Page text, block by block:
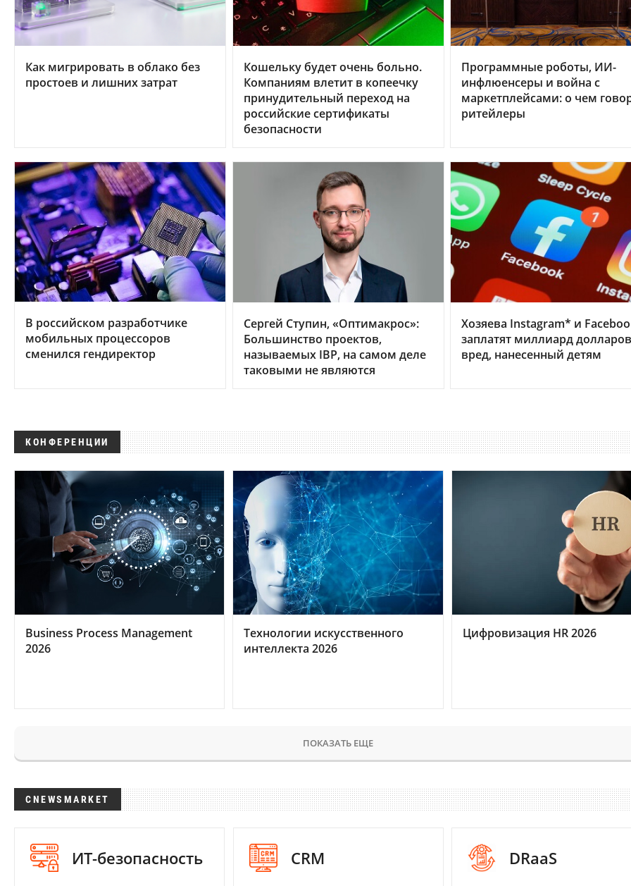
Как мигрировать в облако без
простоев и лишних затрат
Кошельку будет очень больно.
Компаниям влетит в копеечку
принудительный переход на
российские сертификаты
безопасности
Программные роботы, ИИ-
инфлюенсеры и война с
маркетплейсами: о чем
ритейлеры
В российском разработчике
мобильных процессоров
сменился гендиректор
Сергей Ступин, «Оптимакрос»:
Большинство проектов,
называемых IBP, на самом деле
таковыми не являются
Хозяева Instagram* и
заплатят миллиард
вред, нанесенный детям
КОНФЕРЕНЦИИ
Business Process Management
2026
Технологии искусственного
интеллекта 2026
Цифровизация HR 2026
ПОКАЗАТЬ ЕЩЕ
CNEWSMARKET
ИТ-безопасность CRM DRaaS